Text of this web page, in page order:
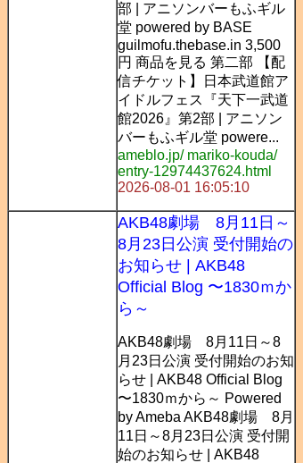
部 | アニソンバーもふギル
堂 powered by BASE
guilmofu.thebase.in 3,500
円 商品を見る 第二部 【配
信チケット】日本武道館ア
イドルフェス『天下一武道
館2026』第2部 | アニソン
バーもふギル堂 powere...
ameblo.jp/ mariko-kouda/
entry-12974437624.html
2026-08-01 16:05:10
AKB48劇場 8月11日～
8月23日公演 受付開始の
お知らせ | AKB48
Official Blog 〜1830ｍか
ら～
AKB48劇場 8月11日～8
月23日公演 受付開始のお知
らせ | AKB48 Official Blog
〜1830ｍから～ Powered
by Ameba AKB48劇場 8月
11日～8月23日公演 受付開
始のお知らせ | AKB48